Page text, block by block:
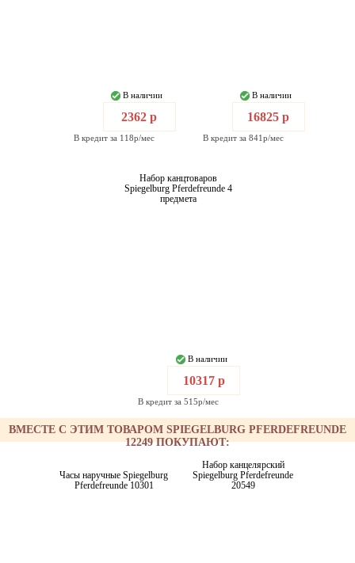
В наличии
2362 р
В кредит за 118р/мес
В наличии
16825 р
В кредит за 841р/мес
Набор канцтоваров
Spiegelburg Pferdefreunde 4
предмета
В наличии
10317 р
В кредит за 515р/мес
ВМЕСТЕ С ЭТИМ ТОВАРОМ SPIEGELBURG PFERDEFREUNDE
12249 ПОКУПАЮТ:
Часы наручные Spiegelburg
Pferdefreunde 10301
Набор канцелярский
Spiegelburg Pferdefreunde
20549